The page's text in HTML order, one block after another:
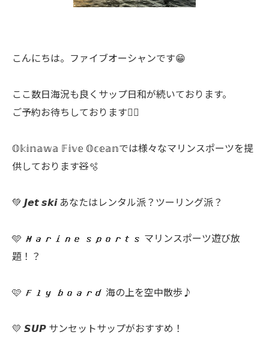
こんにちは。ファイブオーシャンです😁
ここ数日海況も良くサップ日和が続いております。
ご予約お待ちしております🙇‍♂️
𝕆𝕜𝕚𝕟𝕒𝕨𝕒 𝔽𝕚𝕧𝕖 𝕆𝕔𝕖𝕒𝕟では様々なマリンスポーツを提
供しております🧸🫧
💚 𝙅𝙚𝙩 𝙨𝙠𝙞 あなたはレンタル派？ツーリング派？
🩵 𝙈𝙖𝙧𝙞𝙣𝙚 𝙨𝙥𝙤𝙧𝙩𝙨 マリンスポーツ遊び放
題！？
🩷 𝙁𝙡𝙮 𝙗𝙤𝙖𝙧𝙙 海の上を空中散歩♪
💛 𝙎𝙐𝙋 サンセットサップがおすすめ！